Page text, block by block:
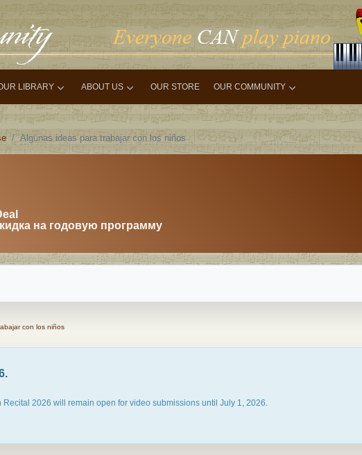
LIBRARY ABOUT US OUR STORE OUR COMMUNITY
Algunas ideas para trabajar con los niños
на годовую программу
con los niños
2026 will remain open for video submissions until July 1, 2026.